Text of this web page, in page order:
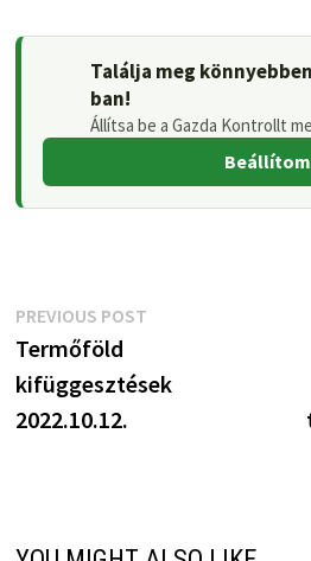
Találja meg
ban!
Állítsa be a Gazda Kontrollt
Beállítom
Bejegyzés
navigáció
PREVIOUS POSTPrevious
Termőföld
kifüggesztések
2022.10.12.